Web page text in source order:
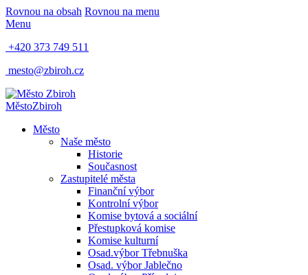
Rovnou na obsah Rovnou na menu
Menu
+420 373 749 511
mesto@zbiroh.cz
MěstoZbiroh
Město
Naše město
Historie
Současnost
Zastupitelé města
Finanční výbor
Kontrolní výbor
Komise bytová a sociální
Přestupková komise
Komise kulturní
Osad.výbor Třebnuška
Osad. výbor Jablečno